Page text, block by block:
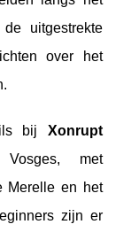
uitgestrekte
over het
bij Xonrupt
met
Merelle en het
zijn er